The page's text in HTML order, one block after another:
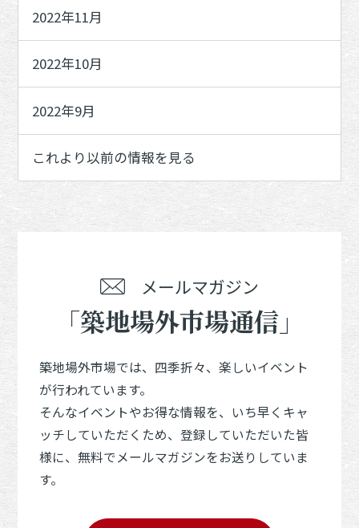
2022年11月
2022年10月
2022年9月
これより以前の情報を見る
メールマガジン
「築地場外市場通信」
築地場外市場では、四季折々、楽しいイベント
が行われています。
そんなイベントやお得な情報を、いち早くキャ
ッチしていただくため、登録していただいた皆
様に、無料でメールマガジンをお送りしていま
す。